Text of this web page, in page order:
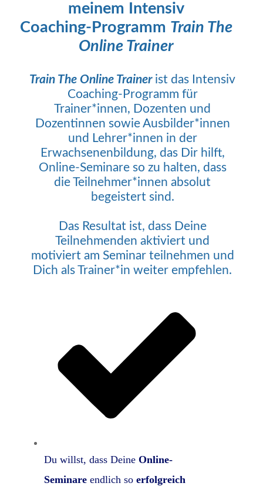
meinem Intensiv
Coaching-Programm Train The
Online Trainer
Train The Online Trainer ist das Intensiv
Coaching-Programm für
Trainer*innen, Dozenten und
Dozentinnen sowie Ausbilder*innen
und Lehrer*innen in der
Erwachsenenbildung, das Dir hilft,
Online-Seminare so zu halten, dass
die Teilnehmer*innen absolut
begeistert sind.
Das Resultat ist, dass Deine
Teilnehmenden aktiviert und
motiviert am Seminar teilnehmen und
Dich als Trainer*in weiter empfehlen.
Du willst, dass Deine Online-
Seminare endlich so erfolgreich